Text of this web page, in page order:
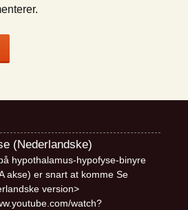
(Nederlandske)
hypothalamus-hypofyse-binyre
akse) er snart at komme Se
version>
watch?